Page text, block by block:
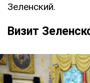
Зеленский.
Визит